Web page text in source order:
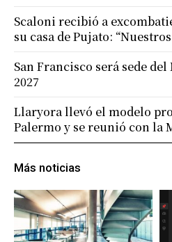
Más noticias
Scaloni recibió a
su casa de Pujato:
San Francisco será sede
2027
Llaryora llevó el modelo
Palermo y se reunió con la